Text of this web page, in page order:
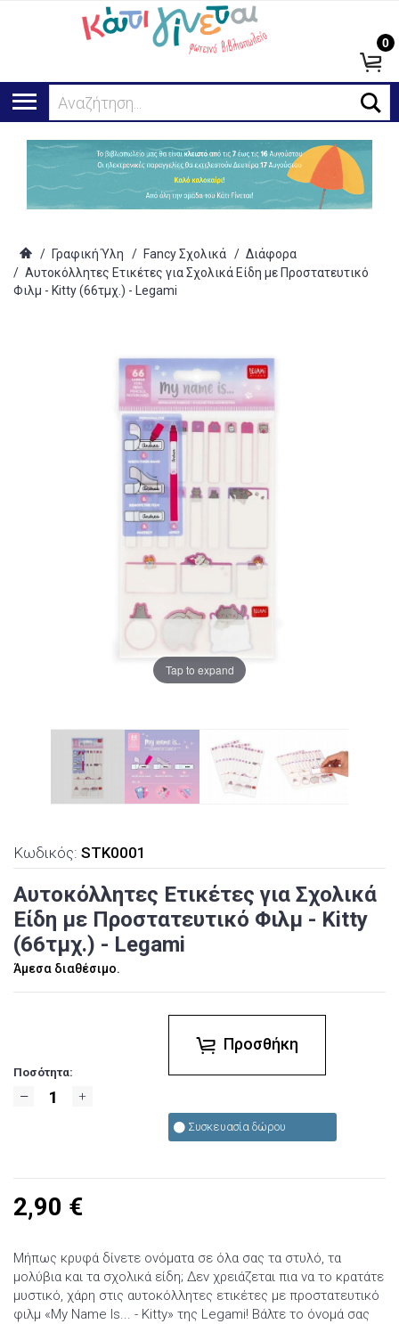
Αναζήτηση...
0
/ Γραφική Ύλη / Fancy Σχολικά / Διάφορα
/ Αυτοκόλλητες Ετικέτες για Σχολικά Είδη με Προστατευτικό
Φιλμ - Kitty (66τμχ.) - Legami
Tap to expand
Κωδικός: STK0001
Αυτοκόλλητες Ετικέτες για Σχολικά
Είδη με Προστατευτικό Φιλμ - Kitty
(66τμχ.) - Legami
Άμεσα διαθέσιμο.
Ποσότητα:
Προσθήκη
Συσκευασία δώρου
2,90 €
Μήπως κρυφά δίνετε ονόματα σε όλα σας τα στυλό, τα
μολύβια και τα σχολικά είδη; Δεν χρειάζεται πια να το κρατάτε
μυστικό, χάρη στις αυτοκόλλητες ετικέτες με προστατευτικό
φιλμ «My Name Is... - Kitty» της Legami! Βάλτε το όνομά σας